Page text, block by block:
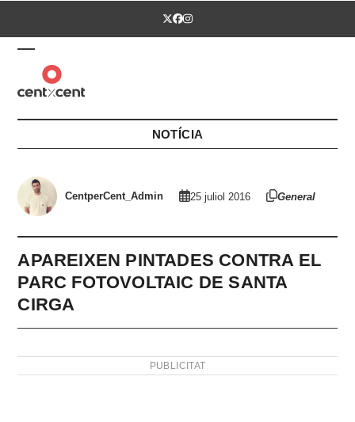
Twitter
Facebook
Instagram
Open
mobile
menu
Close
mobile
menu
NOTÍCIA
CentperCent_Admin 25 juliol 2016 General
APAREIXEN PINTADES CONTRA EL
PARC FOTOVOLTAIC DE SANTA
CIRGA
PUBLICITAT